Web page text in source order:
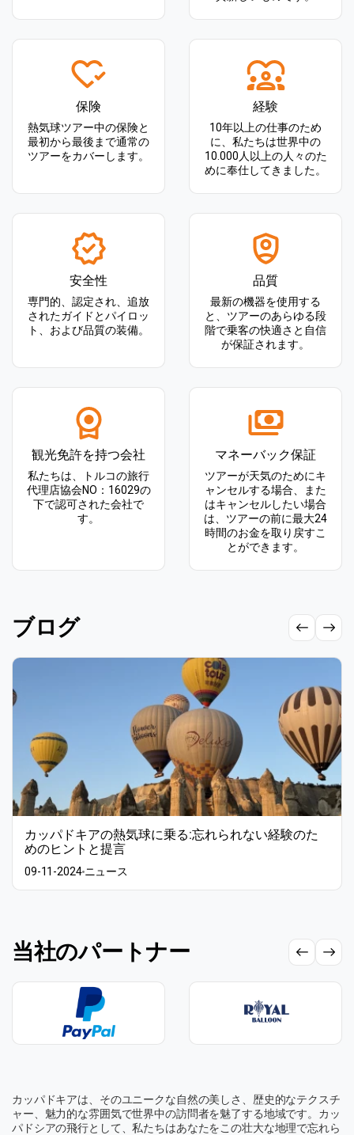
保険
熱気球ツアー中の保険と
最初から最後まで通常の
ツアーをカバーします。
経験
10年以上の仕事のため
に、私たちは世界中の
10.000人以上の人々のた
めに奉仕してきました。
安全性
専門的、認定され、追放
されたガイドとパイロッ
ト、および品質の装備。
品質
最新の機器を使用する
と、ツアーのあらゆる段
階で乗客の快適さと自信
が保証されます。
観光免許を持つ会社
私たちは、トルコの旅行
代理店協会NO：16029の
下で認可された会社で
す。
マネーバック保証
ツアーが天気のためにキ
ャンセルする場合、また
はキャンセルしたい場合
は、ツアーの前に最大24
時間のお金を取り戻すこ
とができます。
ブログ
カッパドキアの熱気球に乗る:忘れられない経験のた
めのヒントと提言
09-11-2024ニュース
当社のパートナー
カッパドキアは、そのユニークな自然の美しさ、歴史的なテクスチ
ャー、魅力的な雰囲気で世界中の訪問者を魅了する地域です。カッ
パドシアの飛行として、私たちはあなたをこの壮大な地理で忘れら